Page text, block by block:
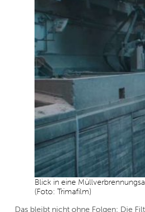
Blick in eine
(Foto: Trimafilm)
Das bleibt nicht ohne Folgen: Die